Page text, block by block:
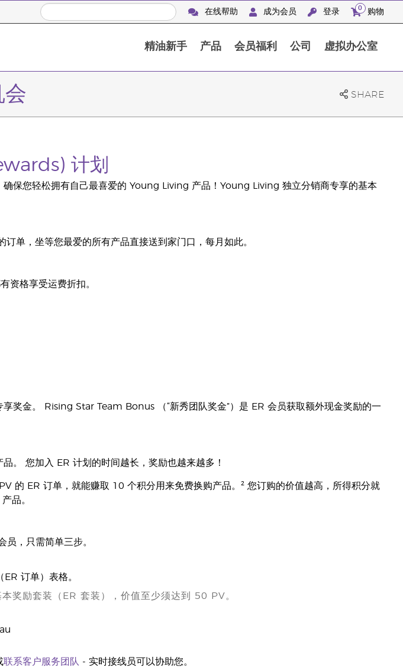
在线帮助 成为会员 登录 0 购物
精油新手 产品 会员福利 公司 虚拟办公室
会 SHARE
计划
确保您轻松拥有自己最喜爱的 Young Living 产品！Young Living 独立分销商专享的基本
单，坐等您最爱的所有产品直接送到家门口，每月如此。
资格享受运费折扣。
奖金。 Rising Star Team Bonus （“新秀团队奖金”）是 ER 会员获取额外现金奖励的一
。 您加入 ER 计划的时间越长，奖励也越来越多！
的 ER 订单，就能赚取 10 个积分用来免费换购产品。² 您订购的价值越高，所得积分就
品。
员，只需简单三步。
订单）表格。
奖励套装（ER 套装），价值至少须达到 50 PV。
联系客户服务团队 - 实时接线员可以协助您。